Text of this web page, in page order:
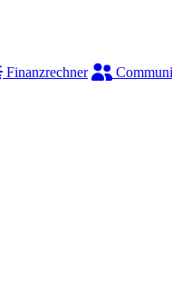
Finanzrechner